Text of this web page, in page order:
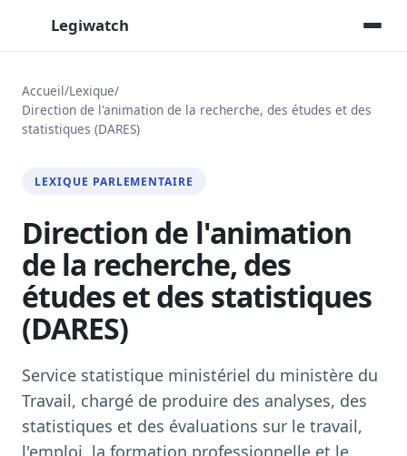
Legiwatch
Assistant IA
Transcriptions IA
Synthèses IA
Résumés automatiques des dossiers longs
Veille des matinales radio
9 interviews politiques, analysées avant 10 h
Alertes personnalisées
Exports & livrables
Notes, briefings, tableaux de bord
Fiches parlementaires
Accueil/Lexique/
Direction de l'animation de la recherche, des études et des
statistiques (DARES)
LEXIQUE PARLEMENTAIRE
Direction de l'animation
de la recherche, des
études et des statistiques
(DARES)
Service statistique ministériel du ministère du
Travail, chargé de produire des analyses, des
statistiques et des évaluations sur le travail,
l'emploi, la formation professionnelle et le